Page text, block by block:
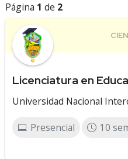
Página 1 de 2
Licenciatura en
Universidad Nacional
Presencial 10